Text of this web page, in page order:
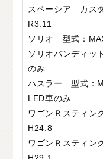
スペーシア カス
R3.11
ソリオ 型式：
ソリオバンディ
のみ
ハスラー 型式：
LED⾞のみ
ワゴンＲスティ
H24.8
ワゴンＲスティ